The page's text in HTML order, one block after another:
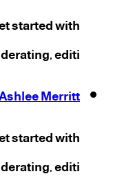
started with
editi...
Merritt
started with
editi...